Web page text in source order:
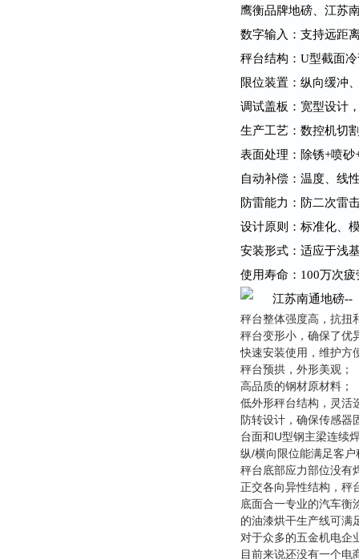
鹰衡品牌地磅、江苏
数字输入：支持远距
秤台结构：U型截面
限位装置：纵向缓冲
调试盖板：宽型设计
生产工艺：数控机切
表面处理：除锈+喷砂
自动补偿：温度、线
防雷能力：防二次雷
设计原则：标准化、
安装形式：适应于浅
使用寿命：100万次
秤台整体强度高，抗扭
秤台变形小，确保了优
快速安装使用，维护方
秤台预拱，外形美观；
高品质的钢材原材料；
低外形秤台结构，灵活
防转设计，确保传感器
台面和 U型钢主梁连续
纵/横向限位能满足客
秤台底部应力部位没有
正交各向异性结构，秤
底面合一专业的汽车衡
的油漆烘干生产线可满
对于众多的五金机电企
目前来说还没有一个